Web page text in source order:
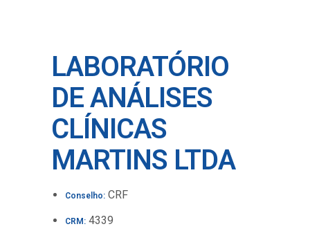
LABORATÓRIO
DE ANÁLISES
CLÍNICAS
MARTINS LTDA
Conselho: CRF
CRM: 4339